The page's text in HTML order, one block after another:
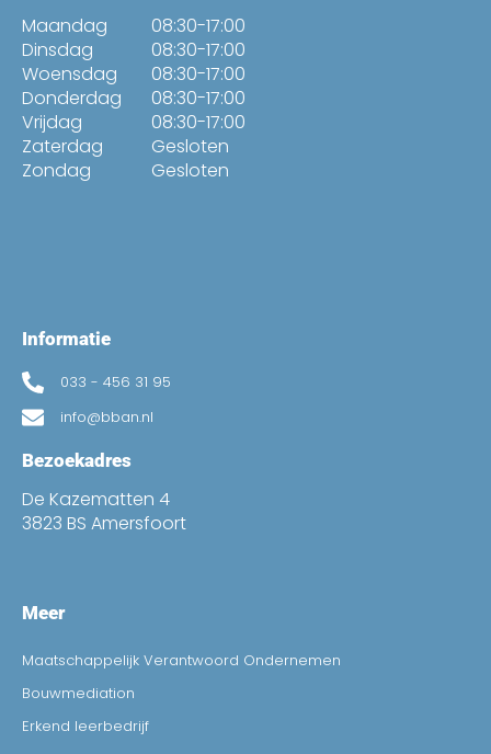
Maandag
Dinsdag
Woensdag
Donderdag
Vrijdag
Zaterdag
Zondag
08:30-17:00
08:30-17:00
08:30-17:00
08:30-17:00
08:30-17:00
Gesloten
Gesloten
Informatie
033 - 456 31 95
info@bban.nl
Bezoekadres
De Kazematten 4
3823 BS Amersfoort
Meer
Maatschappelijk Verantwoord Ondernemen
Bouwmediation
Erkend leerbedrijf